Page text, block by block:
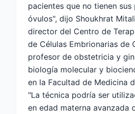
pacientes que no tienen sus
óvulos", dijo Shoukhrat
director del Centro de
de Células Embrionarias de
profesor de obstetricia y
biología molecular y
en la Facultad de Medicina
"La técnica podría ser
en edad materna avanzada